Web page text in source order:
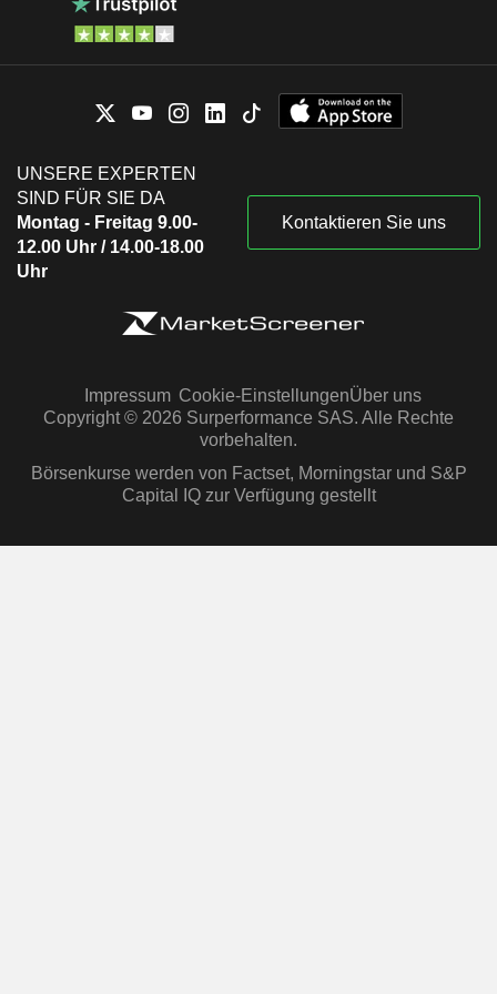
UNSERE EXPERTEN
SIND FÜR SIE DA
Montag - Freitag 9.00-
12.00 Uhr / 14.00-18.00
Uhr
Kontaktieren Sie uns
Impressum Cookie-EinstellungenÜber uns
Copyright © 2026 Surperformance SAS. Alle Rechte
vorbehalten.
Börsenkurse werden von Factset, Morningstar und S&P
Capital IQ zur Verfügung gestellt